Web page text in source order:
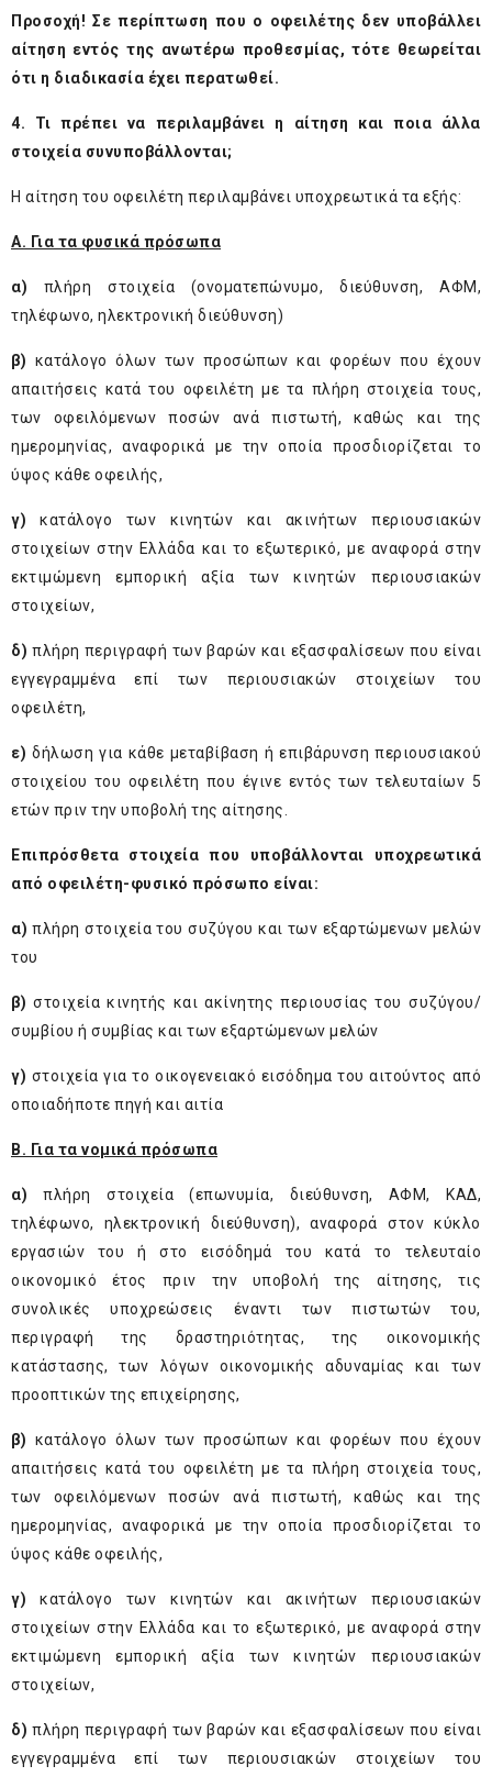
Προσοχή! Σε περίπτωση που ο οφειλέτης δεν υποβάλλει
αίτηση εντός της ανωτέρω προθεσμίας, τότε θεωρείται
ότι η διαδικασία έχει περατωθεί.
4. Τι πρέπει να περιλαμβάνει η αίτηση και ποια άλλα
στοιχεία συνυποβάλλονται;
Η αίτηση του οφειλέτη περιλαμβάνει υποχρεωτικά τα εξής:
Α. Για τα φυσικά πρόσωπα
α) πλήρη στοιχεία (ονοματεπώνυμο, διεύθυνση, ΑΦΜ,
τηλέφωνο, ηλεκτρονική διεύθυνση)
β) κατάλογο όλων των προσώπων και φορέων που έχουν
απαιτήσεις κατά του οφειλέτη με τα πλήρη στοιχεία τους,
των οφειλόμενων ποσών ανά πιστωτή, καθώς και της
ημερομηνίας, αναφορικά με την οποία προσδιορίζεται το
ύψος κάθε οφειλής,
γ) κατάλογο των κινητών και ακινήτων περιουσιακών
στοιχείων στην Ελλάδα και το εξωτερικό, με αναφορά στην
εκτιμώμενη εμπορική αξία των κινητών περιουσιακών
στοιχείων,
δ) πλήρη περιγραφή των βαρών και εξασφαλίσεων που είναι
εγγεγραμμένα επί των περιουσιακών στοιχείων του
οφειλέτη,
ε) δήλωση για κάθε μεταβίβαση ή επιβάρυνση περιουσιακού
στοιχείου του οφειλέτη που έγινε εντός των τελευταίων 5
ετών πριν την υποβολή της αίτησης.
Επιπρόσθετα στοιχεία που υποβάλλονται υποχρεωτικά
από οφειλέτη-φυσικό πρόσωπο είναι:
α) πλήρη στοιχεία του συζύγου και των εξαρτώμενων μελών
του
β) στοιχεία κινητής και ακίνητης περιουσίας του συζύγου/
συμβίου ή συμβίας και των εξαρτώμενων μελών
γ) στοιχεία για το οικογενειακό εισόδημα του αιτούντος από
οποιαδήποτε πηγή και αιτία
Β. Για τα νομικά πρόσωπα
α) πλήρη στοιχεία (επωνυμία, διεύθυνση, ΑΦΜ, ΚΑΔ,
τηλέφωνο, ηλεκτρονική διεύθυνση), αναφορά στον κύκλο
εργασιών του ή στο εισόδημά του κατά το τελευταίο
οικονομικό έτος πριν την υποβολή της αίτησης, τις
συνολικές υποχρεώσεις έναντι των πιστωτών του,
περιγραφή της δραστηριότητας, της οικονομικής
κατάστασης, των λόγων οικονομικής αδυναμίας και των
προοπτικών της επιχείρησης,
β) κατάλογο όλων των προσώπων και φορέων που έχουν
απαιτήσεις κατά του οφειλέτη με τα πλήρη στοιχεία τους,
των οφειλόμενων ποσών ανά πιστωτή, καθώς και της
ημερομηνίας, αναφορικά με την οποία προσδιορίζεται το
ύψος κάθε οφειλής,
γ) κατάλογο των κινητών και ακινήτων περιουσιακών
στοιχείων στην Ελλάδα και το εξωτερικό, με αναφορά στην
εκτιμώμενη εμπορική αξία των κινητών περιουσιακών
στοιχείων,
δ) πλήρη περιγραφή των βαρών και εξασφαλίσεων που είναι
εγγεγραμμένα επί των περιουσιακών στοιχείων του